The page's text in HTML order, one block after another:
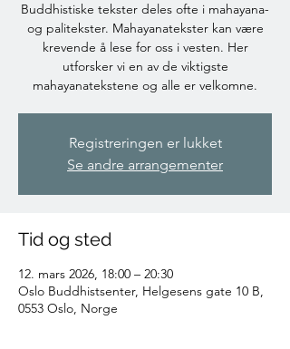
Buddhistiske tekster deles ofte i mahayana-
og palitekster. Mahayanatekster kan være
krevende å lese for oss i vesten. Her
utforsker vi en av de viktigste
mahayanatekstene og alle er velkomne.
Registreringen er lukket
Se andre arrangementer
Tid og sted
12. mars 2026, 18:00 – 20:30
Oslo Buddhistsenter, Helgesens gate 10 B,
0553 Oslo, Norge